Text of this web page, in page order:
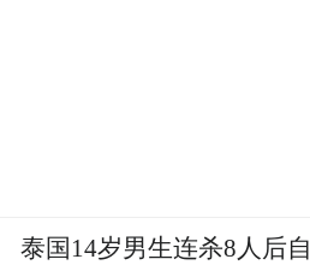
泰国14岁男生连杀8人后自